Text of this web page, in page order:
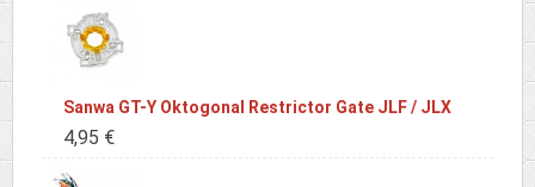
Sanwa GT-Y Oktogonal Restrictor Gate JLF / JLX
4,95 €